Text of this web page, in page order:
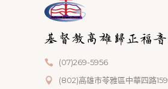
(07)269-5956
(802)高雄市苓雅區中華四路